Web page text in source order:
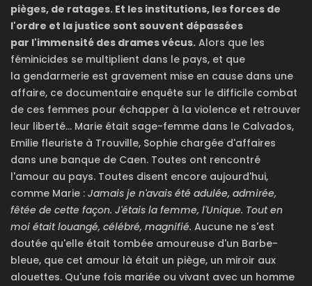
pièges, de ratages. Et les institutions, les forces de
l'ordre et la justice sont souvent dépassées
par l'immensité des drames vécus. Alors que les
féminicides se multiplient dans le pays, et que
la gendarmerie est gravement mise en cause dans une
affaire, ce documentaire enquête sur le difficile combat
de ces femmes pour échapper à la violence et retrouver
leur liberté... Marie était sage-femme dans le Calvados,
Emilie fleuriste à Trouville, Sophie chargée d'affaires
dans une banque de Caen. Toutes ont rencontré
l'amour au pays. Toutes disent encore aujourd'hui,
comme Marie : Jamais je n'avais été adulée, admirée,
fêtée de cette façon. J'étais la femme, l'Unique. Tout en
moi était louangé, célébré, magnifié. Aucune ne s'est
doutée qu'elle était tombée amoureuse d'un Barbe-
bleue, que cet amour là était un piège, un miroir aux
alouettes. Qu'une fois mariée ou vivant avec un homme